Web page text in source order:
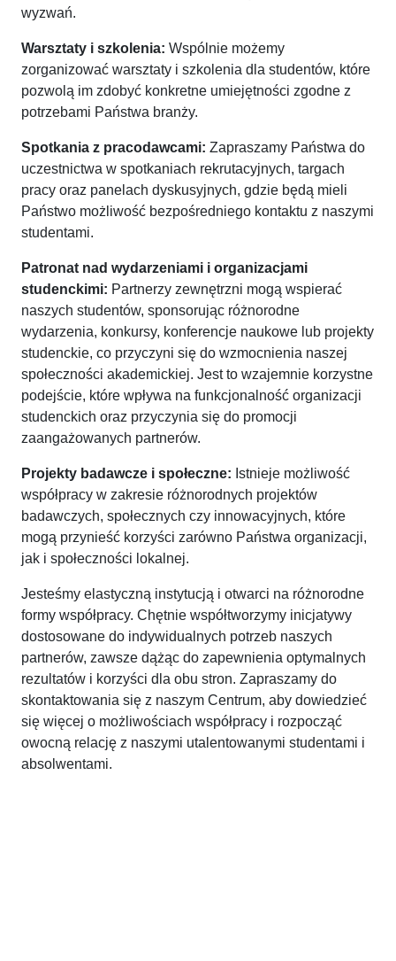
wyzwań.
Warsztaty i szkolenia: Wspólnie możemy
zorganizować warsztaty i szkolenia dla studentów, które
pozwolą im zdobyć konkretne umiejętności zgodne z
potrzebami Państwa branży.
Spotkania z pracodawcami: Zapraszamy Państwa do
uczestnictwa w spotkaniach rekrutacyjnych, targach
pracy oraz panelach dyskusyjnych, gdzie będą mieli
Państwo możliwość bezpośredniego kontaktu z naszymi
studentami.
Patronat nad wydarzeniami i organizacjami
studenckimi: Partnerzy zewnętrzni mogą wspierać
naszych studentów, sponsorując różnorodne
wydarzenia, konkursy, konferencje naukowe lub projekty
studenckie, co przyczyni się do wzmocnienia naszej
społeczności akademickiej. Jest to wzajemnie korzystne
podejście, które wpływa na funkcjonalność organizacji
studenckich oraz przyczynia się do promocji
zaangażowanych partnerów.
Projekty badawcze i społeczne: Istnieje możliwość
współpracy w zakresie różnorodnych projektów
badawczych, społecznych czy innowacyjnych, które
mogą przynieść korzyści zarówno Państwa organizacji,
jak i społeczności lokalnej.
Jesteśmy elastyczną instytucją i otwarci na różnorodne
formy współpracy. Chętnie współtworzymy inicjatywy
dostosowane do indywidualnych potrzeb naszych
partnerów, zawsze dążąc do zapewnienia optymalnych
rezultatów i korzyści dla obu stron. Zapraszamy do
skontaktowania się z naszym Centrum, aby dowiedzieć
się więcej o możliwościach współpracy i rozpocząć
owocną relację z naszymi utalentowanymi studentami i
absolwentami.